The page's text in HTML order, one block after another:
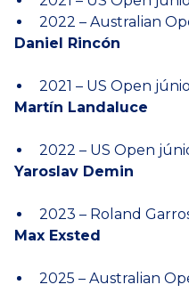
2022 – Australian
Daniel Rincón
2021 – US Open
Martín Landaluce
2022 – US Open
Yaroslav Demin
2023 – Roland
Max Exsted
2025 – Australian